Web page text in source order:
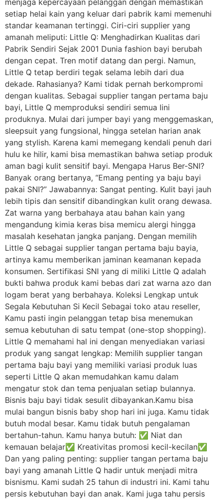
setiap helai kain yang keluar dari pabrik kami memenuhi
standar keamanan tertinggi. Ciri-ciri supplier yang
amanah meliputi: Little Q: Menghadirkan Kualitas dari
Pabrik Sendiri Sejak 2001 Dunia fashion bayi berubah
dengan cepat. Tren motif datang dan pergi. Namun,
Little Q tetap berdiri tegak selama lebih dari dua
dekade. Rahasianya? Kami tidak pernah berkompromi
dengan kualitas. Sebagai supplier tangan pertama baju
bayi, Little Q memproduksi sendiri semua lini
produknya. Mulai dari jumper bayi yang menggemaskan,
sleepsuit yang fungsional, hingga setelan harian anak
yang stylish. Karena kami memegang kendali penuh dari
hulu ke hilir, kami bisa memastikan bahwa setiap produk
aman bagi kulit sensitif bayi. Mengapa Harus Ber-SNI?
Banyak orang bertanya, “Emang penting ya baju bayi
pakai SNI?” Jawabannya: Sangat penting. Kulit bayi jauh
lebih tipis dan sensitif dibandingkan kulit orang dewasa.
Zat warna yang berbahaya atau bahan kain yang
mengandung kimia keras bisa memicu alergi hingga
masalah kesehatan jangka panjang. Dengan memilih
Little Q sebagai supplier tangan pertama baju bayia,
artinya kamu memberikan jaminan keamanan kepada
konsumen. Sertifikasi SNI yang di miliki Little Q adalah
bukti bahwa produk kami bebas dari zat warna azo dan
logam berat yang berbahaya. Koleksi Lengkap untuk
Segala Kebutuhan Si Kecil Sebagai toko atau reseller,
Kamu pasti ingin pelanggan tetap bisa menemukan
semua kebutuhan di satu tempat (one-stop shopping).
Little Q memahami hal ini dengan menyediakan variasi
produk yang sangat lengkap: Memilih supplier tangan
pertama baju bayi yang memiliki variasi produk luas
seperti Little Q akan memudahkan kamu dalam
mengatur stok dan tema penjualan setiap bulannya.
Bisnis baju bayi tidak sesulit dibayankan.Kamu bisa
mulai bangun bisnis baby shop hari ini juga. Kamu tidak
butuh modal besar. Kamu tidak butuh pengalaman
bertahun-tahun. Kamu hanya butuh: ✅ Niat dan
kemauan belajar✅ Kreativitas promosi kecil-kecilan✅
Dan yang paling penting: supplier tangan pertama baju
bayi yang amanah Little Q hadir untuk menjadi mitra
bisnismu. Kami sudah 25 tahun di industri ini. Kami tahu
persis kebutuhan bayi dan anak. Kami juga tahu persis